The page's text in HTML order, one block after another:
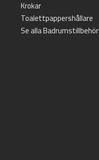
Krokar
Toalettpappershållare
Se alla Badrumstillbehör